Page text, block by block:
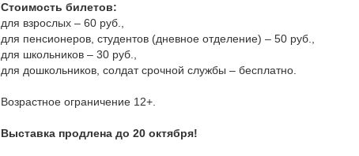
Стоимость билетов:
для взрослых – 60 руб.,
для пенсионеров, студентов (дневное отделение) – 50 руб.,
для школьников – 30 руб.,
для дошкольников, солдат срочной службы – бесплатно.
Возрастное ограничение 12+.
Выставка продлена до 20 октября!